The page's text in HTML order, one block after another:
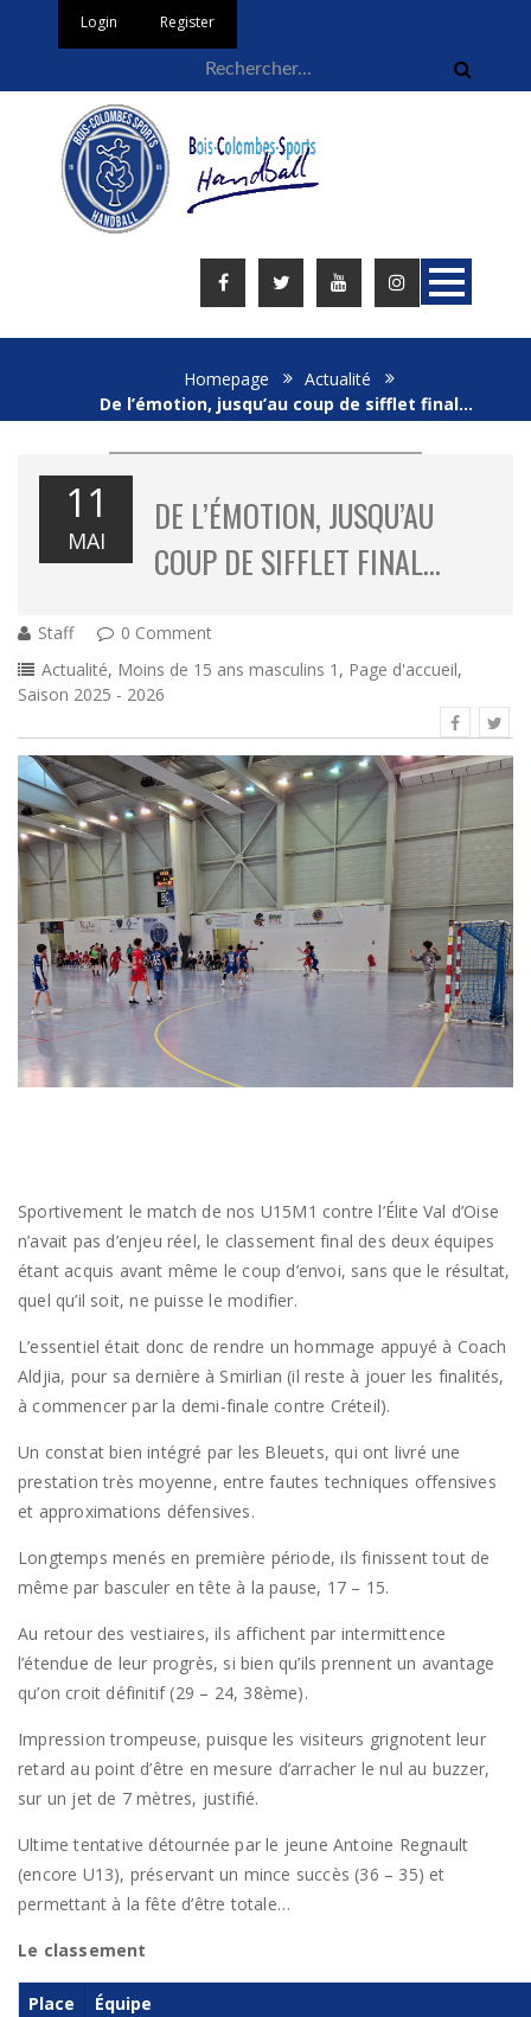
Login Register
Homepage
Actualité
De l’émotion, jusqu’au coup de sifflet final…
11
MAI
DE L’ÉMOTION, JUSQU’AU
COUP DE SIFFLET FINAL…
Staff
0 Comment
Actualité, Moins de 15 ans masculins 1 , Page d'accueil,
Saison 2025 - 2026
Sportivement le match de nos U15M1 contre l’Élite Val d’Oise
n’avait pas d’enjeu réel, le classement final des deux équipes
étant acquis avant même le coup d’envoi, sans que le résultat,
quel qu’il soit, ne puisse le modifier.
L’essentiel était donc de rendre un hommage appuyé à Coach
Aldjia, pour sa dernière à Smirlian (il reste à jouer les finalités,
à commencer par la demi-finale contre Créteil).
Un constat bien intégré par les Bleuets, qui ont livré une
prestation très moyenne, entre fautes techniques offensives
et approximations défensives.
Longtemps menés en première période, ils finissent tout de
même par basculer en tête à la pause, 17 – 15.
Au retour des vestiaires, ils affichent par intermittence
l’étendue de leur progrès, si bien qu’ils prennent un avantage
qu’on croit définitif (29 – 24, 38ème).
Impression trompeuse, puisque les visiteurs grignotent leur
retard au point d’être en mesure d’arracher le nul au buzzer,
sur un jet de 7 mètres, justifié.
Ultime tentative détournée par le jeune Antoine Regnault
(encore U13), préservant un mince succès (36 – 35) et
permettant à la fête d’être totale…
Le classement
Place Équipe